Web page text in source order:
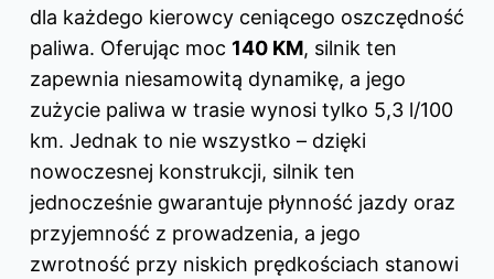
dla każdego kierowcy ceniącego oszczędność
paliwa. Oferując moc 140 KM, silnik ten
zapewnia niesamowitą dynamikę, a jego
zużycie paliwa w trasie wynosi tylko 5,3 l/100
km. Jednak to nie wszystko – dzięki
nowoczesnej konstrukcji, silnik ten
jednocześnie gwarantuje płynność jazdy oraz
przyjemność z prowadzenia, a jego
zwrotność przy niskich prędkościach stanowi